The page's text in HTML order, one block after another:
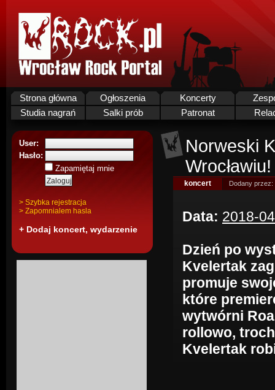
Strona główna Ogłoszenia Koncerty
Studia nagrań
Salki prób Patronat
User:
Hasło:
Zapamiętaj mnie
> Szybka rejestracja
> Zapomnialem hasla
+ Dodaj koncert, wydarzenie
Norweski
Wrocławiu!
koncert Dodany przez:
Data: 2018-
Dzień po
Kvelertak
promuje
które
wytwórni
rollowo,
Kvelertak